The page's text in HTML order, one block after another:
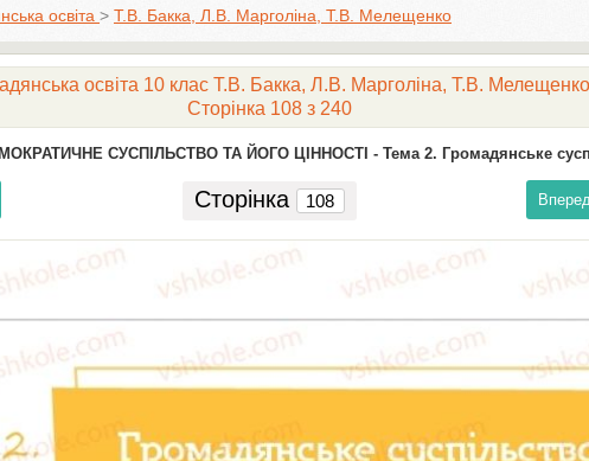
освіта > Т.В. Бакка, Л.В. Марголіна, Т.В. Мелещенко
освіта 10 клас Т.В. Бакка, Л.В. Марголіна, Т.В.
Сторінка 108 з 240
СУСПІЛЬСТВО ТА ЙОГО ЦІННОСТІ - Тема 2. Громадянське
Сторінка